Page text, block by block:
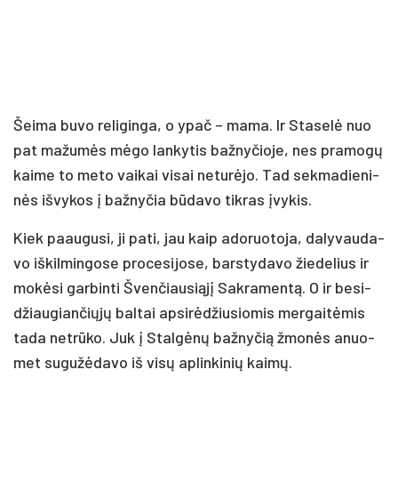
Šei­ma bu­vo re­li­gin­ga, o ypač – ma­ma. Ir Sta­se­lė nuo
pat ma­žu­mės mė­go lan­ky­tis baž­ny­čio­je, nes pra­mo­gų
kai­me to me­to vai­kai vi­sai ne­tu­rė­jo. Tad sek­ma­die­ni­
nės iš­vy­kos į baž­ny­čia bū­da­vo tik­ras įvy­kis.
Kiek paau­gu­si, ji pa­ti, jau kaip ado­ruo­to­ja, da­ly­vau­da­
vo iš­kil­min­go­se pro­ce­si­jo­se, bars­ty­da­vo žie­de­lius ir
mo­kė­si gar­bin­ti Šven­čiau­sią­jį Sak­ra­men­tą. O ir be­si­
džiau­gian­čių­jų bal­tai ap­si­rė­džiu­sio­mis mer­gai­tė­mis
ta­da ne­trū­ko. Juk į Stal­gė­nų baž­ny­čią žmo­nės anuo­
met su­gu­žė­da­vo iš vi­sų ap­lin­ki­nių kai­mų.